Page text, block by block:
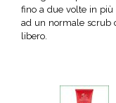
fino a due volte in più
ad un normale scrub
libero.